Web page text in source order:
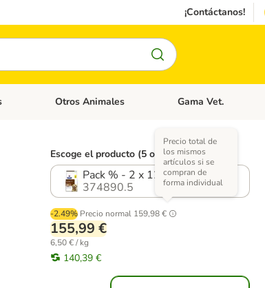
¡Contáctanos!
Comida Gatos
Menú de categoria abierto: Accesorios Gatos
Otros Animales Menú de categoria
Gama Vet.
Escoge el producto (5 opciones)
Pack % - 2 x 12 kg
374890.5
-2.49% Precio normal 159,98 €
Precio total de
los mismos
artículos si se
compran de
forma individual
155,99 €
6,50 € / kg
140,39 €